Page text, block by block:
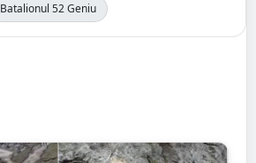
Batalionul 52 Geniu